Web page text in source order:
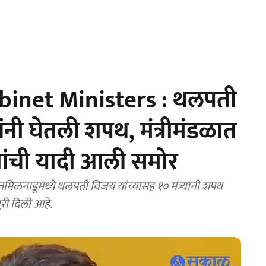
Ministers : थलपती
घेतली शपथ, मंत्रीमंडळात
यादी आली समोर
थलपती विजय यांच्यासह १० मंत्र्यांनी शपथ
दिली आहे.